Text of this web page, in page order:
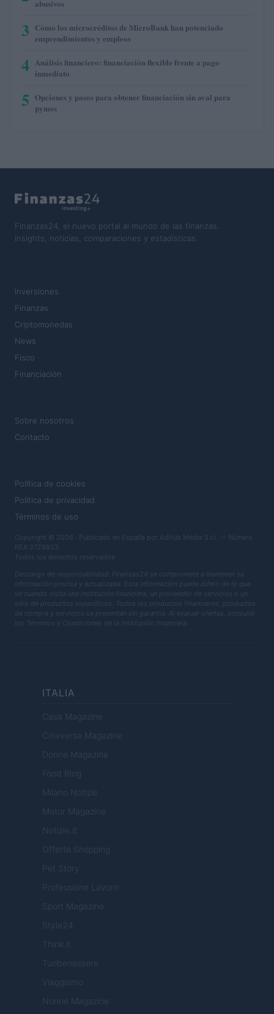
abusivos
3 Cómo los microcréditos de MicroBank han potenciado
emprendimientos y empleos
4 Análisis financiero: financiación flexible frente a pago
inmediato
5 Opciones y pasos para obtener financiación sin aval para
pymes
Finanzas24, el nuevo portal al mundo de las finanzas.
Insights, noticias, comparaciones y estadísticas.
Inversiones
Finanzas
Criptomonedas
News
Fisco
Financiación
Sobre nosotros
Contacto
Política de cookies
Política de privacidad
Términos de uso
Copyright © 2026 · Publicado en España por AdHub Media S.r.l. — Número
REA 2729933
Todos los derechos reservados
Descargo de responsabilidad: Finanzas24 se compromete a mantener su
información precisa y actualizada. Esta información puede diferir de lo que
ve cuando visita una institución financiera, un proveedor de servicios o un
sitio de productos específicos. Todos los productos financieros, productos
de compra y servicios se presentan sin garantía. Al evaluar ofertas, consulte
los Términos y Condiciones de la institución financiera.
ITALIA
Casa Magazine
Cineverse Magazine
Donne Magazine
Food Blog
Milano Notizie
Motor Magazine
Notizie.it
Offerte Shopping
Pet Story
Professione Lavoro
Sport Magazine
Style24
Think.it
Tuobenessere
Viaggiamo
Nonne Magazine